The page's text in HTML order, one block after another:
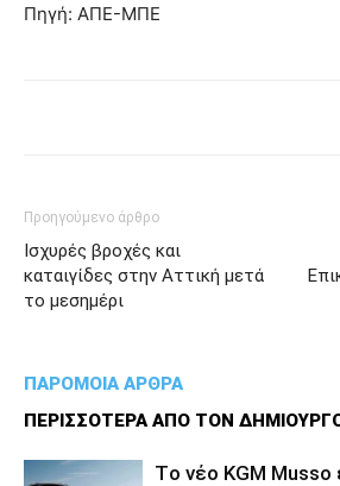
Πηγή: ΑΠΕ-ΜΠΕ
Προηγούμενο άρθρο
Ισχυρές βροχές και
καταιγίδες στην Αττική μετά
το μεσημέρι
ΠΑΡΟΜΟΙΑ ΑΡΘΡΑ
ΠΕΡΙΣΣΟΤΕΡΑ ΑΠΟ ΤΟΝ
Tο νέο KGM